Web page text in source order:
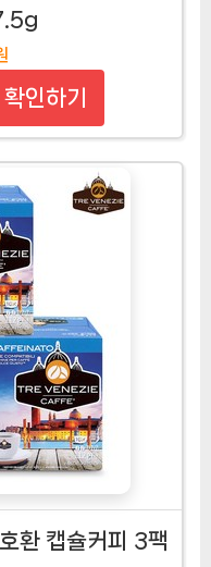
인하기
환 캡슐커피 3팩